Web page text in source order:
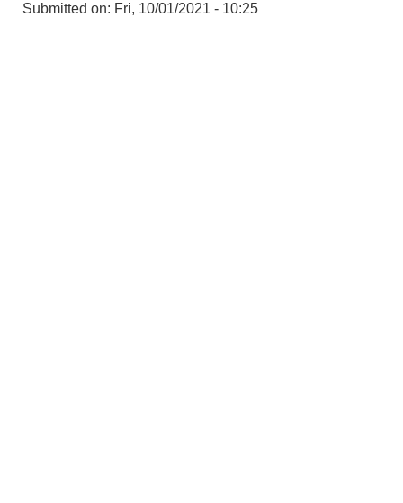
Submitted on: Fri, 10/01/2021 - 10:25